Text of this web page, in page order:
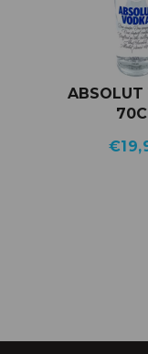
ABSOLUT
€